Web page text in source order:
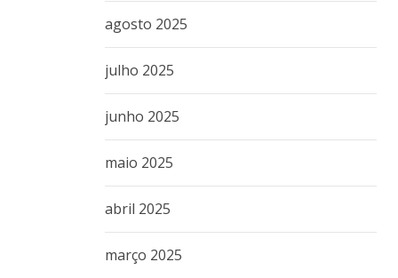
agosto 2025
julho 2025
junho 2025
maio 2025
abril 2025
março 2025